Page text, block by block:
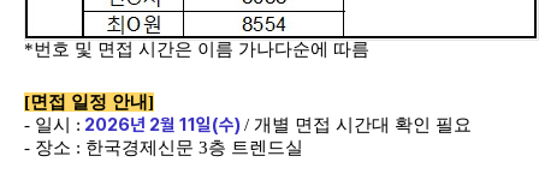
*번호 및 면접 시간은 이름 가나다순에 따름
[면접 일정 안내]
- 일시 : 2026년 2월 11 일(수)/ 개별 면접 시간대 확인 필요
- 장소 : 한국경제신문 3층 트렌드실